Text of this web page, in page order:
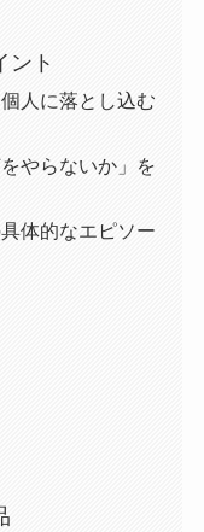
ント
人に落とし込む
やらないか」を
体的なエピソー